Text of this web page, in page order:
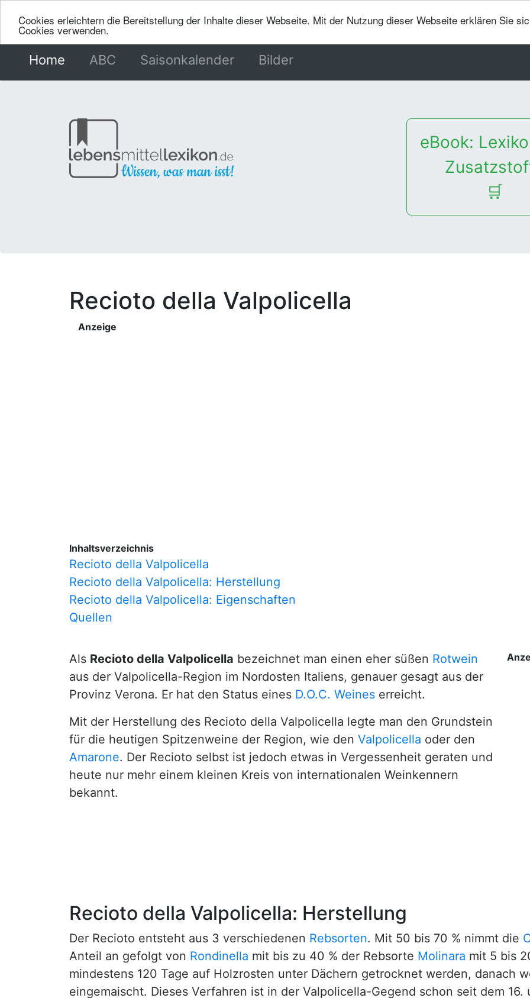
Cookies erleichtern die Bereitstellung der Inhalte dieser Webseite. Mit der Nutzung dieser Webseite erklären Sie
Cookies verwenden.
Home (current)
ABC Saisonkalender Bilder
eBook:
🛒
Recioto della Valpolicella
Anzeige
Inhaltsverzeichnis
Recioto della Valpolicella
Recioto della Valpolicella: Herstellung
Recioto della Valpolicella: Eigenschaften
Quellen
Als Recioto della Valpolicella bezeichnet man einen eher süßen Rotwein
aus der Valpolicella-Region im Nordosten Italiens, genauer gesagt aus der
Provinz Verona. Er hat den Status eines D.O.C. Weines erreicht.
Mit der Herstellung des Recioto della Valpolicella legte man den Grundstein
für die heutigen Spitzenweine der Region, wie den Valpolicella oder den
Amarone. Der Recioto selbst ist jedoch etwas in Vergessenheit geraten und
heute nur mehr einem kleinen Kreis von internationalen Weinkennern
bekannt.
Recioto della Valpolicella: Herstellung
Der Recioto entsteht aus 3 verschiedenen Rebsorten. Mit 50 bis 70 % nimmt die
Anteil an gefolgt von Rondinella mit bis zu 40 % der Rebsorte Molinara mit 5 bis
mindestens 120 Tage auf Holzrosten unter Dächern getrocknet werden, danach
eingemaischt. Dieses Verfahren ist in der Valpolicella-Gegend schon seit dem